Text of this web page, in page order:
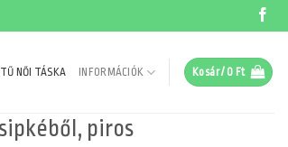
NŐI TÁSKA INFORMÁCIÓK Kosár / 0 Ft
piros